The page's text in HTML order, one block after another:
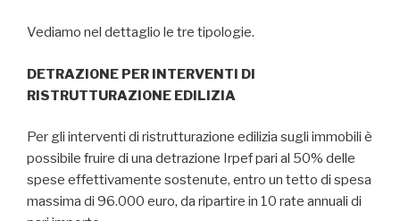
Vediamo nel dettaglio le tre tipologie.
DETRAZIONE PER INTERVENTI DI
RISTRUTTURAZIONE EDILIZIA
Per gli interventi di ristrutturazione edilizia sugli immobili è
possibile fruire di una detrazione Irpef pari al 50% delle
spese effettivamente sostenute, entro un tetto di spesa
massima di 96.000 euro, da ripartire in 10 rate annuali di